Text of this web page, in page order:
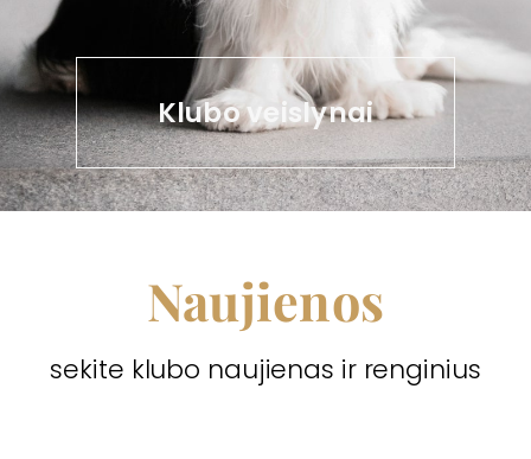
Klubo veislynai
Naujienos
sekite klubo naujienas ir renginius